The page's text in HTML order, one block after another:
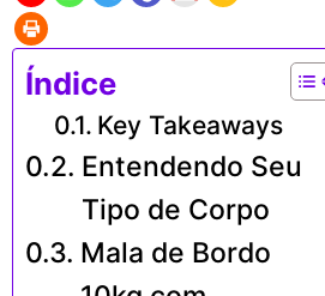
Índice
Key Takeaways
Entendendo Seu
Tipo de Corpo
Mala de Bordo